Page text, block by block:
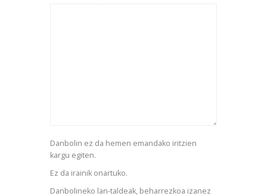
Danbolin ez da hemen emandako iritzien
kargu egiten.
Ez da irainik onartuko.
Danbolineko lan-taldeak, beharrezkoa izanez